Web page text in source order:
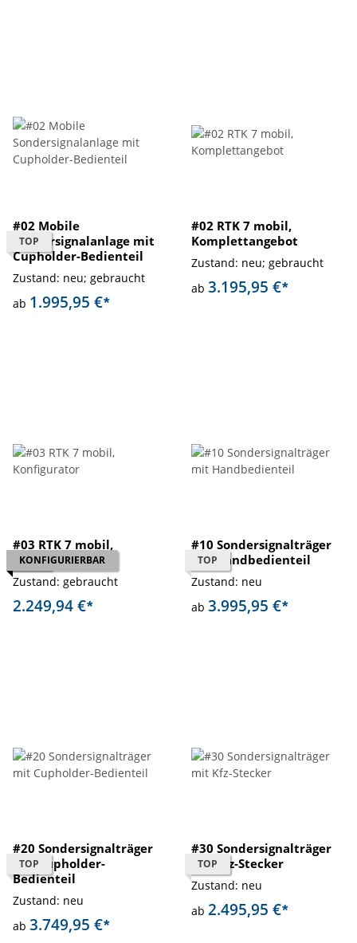
TOP
#02 Mobile
Sondersignalanlage mit
Cupholder-Bedienteil
Zustand: neu; gebraucht
ab 1.995,95 €*
#02 RTK 7 mobil,
Komplettangebot
Zustand: neu; gebraucht
ab 3.195,95 €*
TOP
KONFIGURIERBAR
#03 RTK 7 mobil,
Konfigurator
Zustand: gebraucht
2.249,94 €*
TOP
#10 Sondersignalträger
mit Handbedienteil
Zustand: neu
ab 3.995,95 €*
TOP
#20 Sondersignalträger
mit Cupholder-
Bedienteil
Zustand: neu
ab 3.749,95 €*
TOP
#30 Sondersignalträger
mit Kfz-Stecker
Zustand: neu
ab 2.495,95 €*